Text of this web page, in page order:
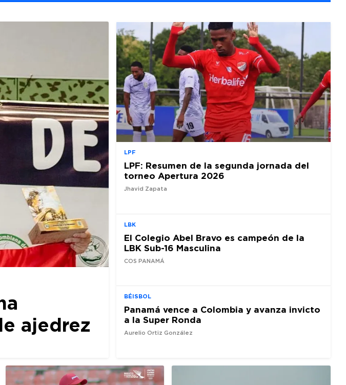
ajedrez
LPF
LPF: Resumen de la segunda jornada del
torneo Apertura 2026
Jhavid Zapata
LBK
El Colegio Abel Bravo es campeón de la
LBK Sub-16 Masculina
COS PANAMÁ
BÉISBOL
Panamá vence a Colombia y avanza invicto
a la Super Ronda
Aurelio Ortiz González